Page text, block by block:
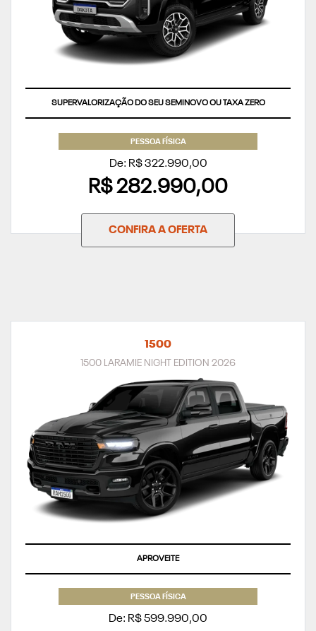
SUPERVALORIZAÇÃO DO SEU SEMINOVO OU TAXA ZERO
PESSOA FÍSICA
De: R$ 322.990,00
R$ 282.990,00
CONFIRA A OFERTA
1500
1500 LARAMIE NIGHT EDITION 2026
APROVEITE
PESSOA FÍSICA
De: R$ 599.990,00